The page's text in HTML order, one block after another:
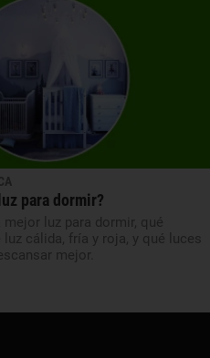
para dormir?
luz para dormir, qué
cálida, fría y roja, y qué luces
mejor.